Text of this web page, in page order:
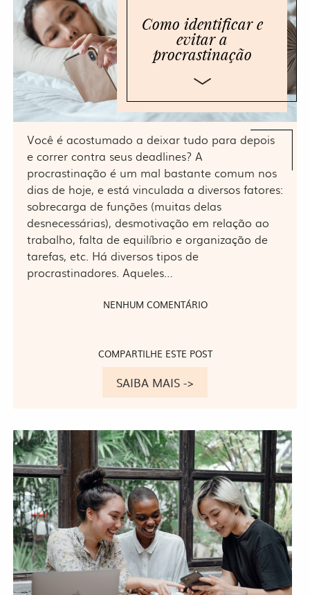
Como identificar e
evitar a
procrastinação
Você é acostumado a deixar tudo para depois
e correr contra seus deadlines? A
procrastinação é um mal bastante comum nos
dias de hoje, e está vinculada a diversos fatores:
sobrecarga de funções (muitas delas
desnecessárias), desmotivação em relação ao
trabalho, falta de equilíbrio e organização de
tarefas, etc. Há diversos tipos de
procrastinadores. Aqueles…
NENHUM COMENTÁRIO
COMPARTILHE ESTE POST
SAIBA MAIS ->